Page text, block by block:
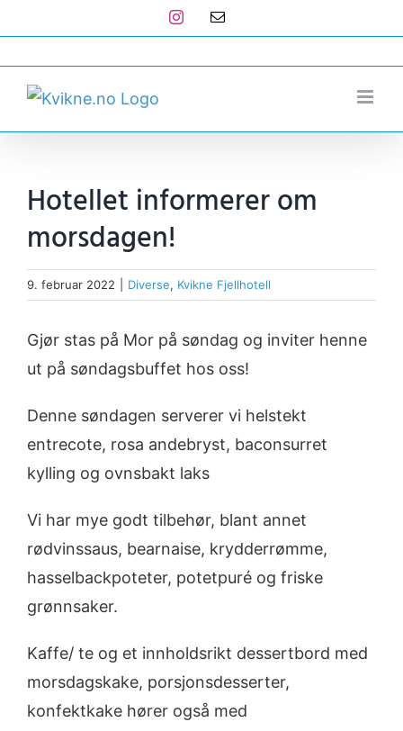
to
content
Instagram
E-
Hotellet informerer om
morsdagen!
9. februar 2022 Diverse, Kvikne Fjellhotell
Gjør stas på Mor på søndag og inviter henne
ut på søndagsbuffet hos oss!
Denne søndagen serverer vi helstekt
entrecote, rosa andebryst, baconsurret
kylling og ovnsbakt laks
Vi har mye godt tilbehør, blant annet
rødvinssaus, bearnaise, krydderrømme,
hasselbackpoteter, potetpuré og friske
grønnsaker.
Kaffe/ te og et innholdsrikt dessertbord med
morsdagskake, porsjonsdesserter,
konfektkake hører også med